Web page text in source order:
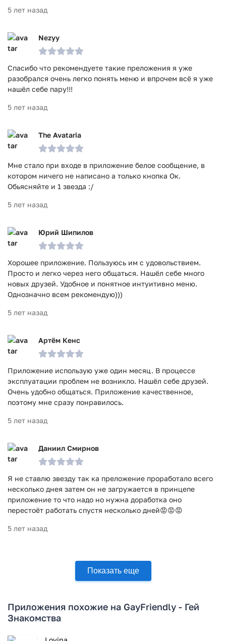
5 лет назад
Nezyy
Спасибо что рекомендуете такие преложения я уже
разобрался очень легко понять меню и впрочем всё я уже
нашёл себе пару!!!
5 лет назад
The Avataria
Мне стало при входе в приложение белое сообщение, в
котором ничего не написано а только кнопка Ок.
Обьясняйте и 1 звезда :/
5 лет назад
Юрий Шипилов
Хорошее приложение. Пользуюсь им с удовольствием.
Просто и легко через него общаться. Нашёл себе много
новых друзей. Удобное и понятное интуитивно меню.
Однозначно всем рекомендую)))
5 лет назад
Артём Кенс
Приложение использую уже один месяц. В процессе
эксплуатации проблем не возникло. Нашёл себе друзей.
Очень удобно общаться. Приложение качественное,
поэтому мне сразу понравилось.
5 лет назад
Даниил Смирнов
Я не ставлю звезду так ка преложение проработало всего
несколько днея затем он не загружается в принцепе
приложение то что надо но нужна доработка оно
перестоёт работать спустя несколько дней😡😡😡
5 лет назад
Показать еще
Приложения похожие на GayFriendly - Гей
Знакомства